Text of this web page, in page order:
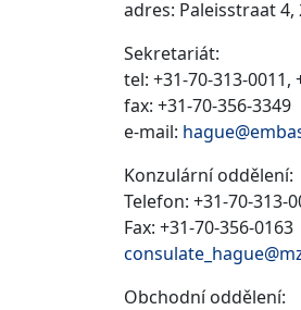
adres: Paleisstraat 4,
Sekretariát:
tel: +31-70-313-0011,
fax: +31-70-356-3349
e-mail:
Konzulární oddělení:
Telefon: +31-70-313-
Fax: +31-70-356-0163
Obchodní oddělení: